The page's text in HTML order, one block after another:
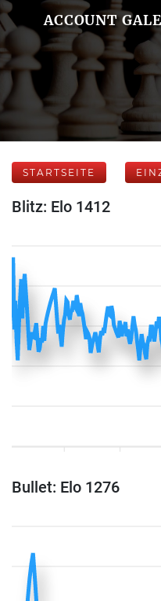
ACCOUNT
STARTSEITE
Blitz: Elo 1412
Bullet: Elo 1276